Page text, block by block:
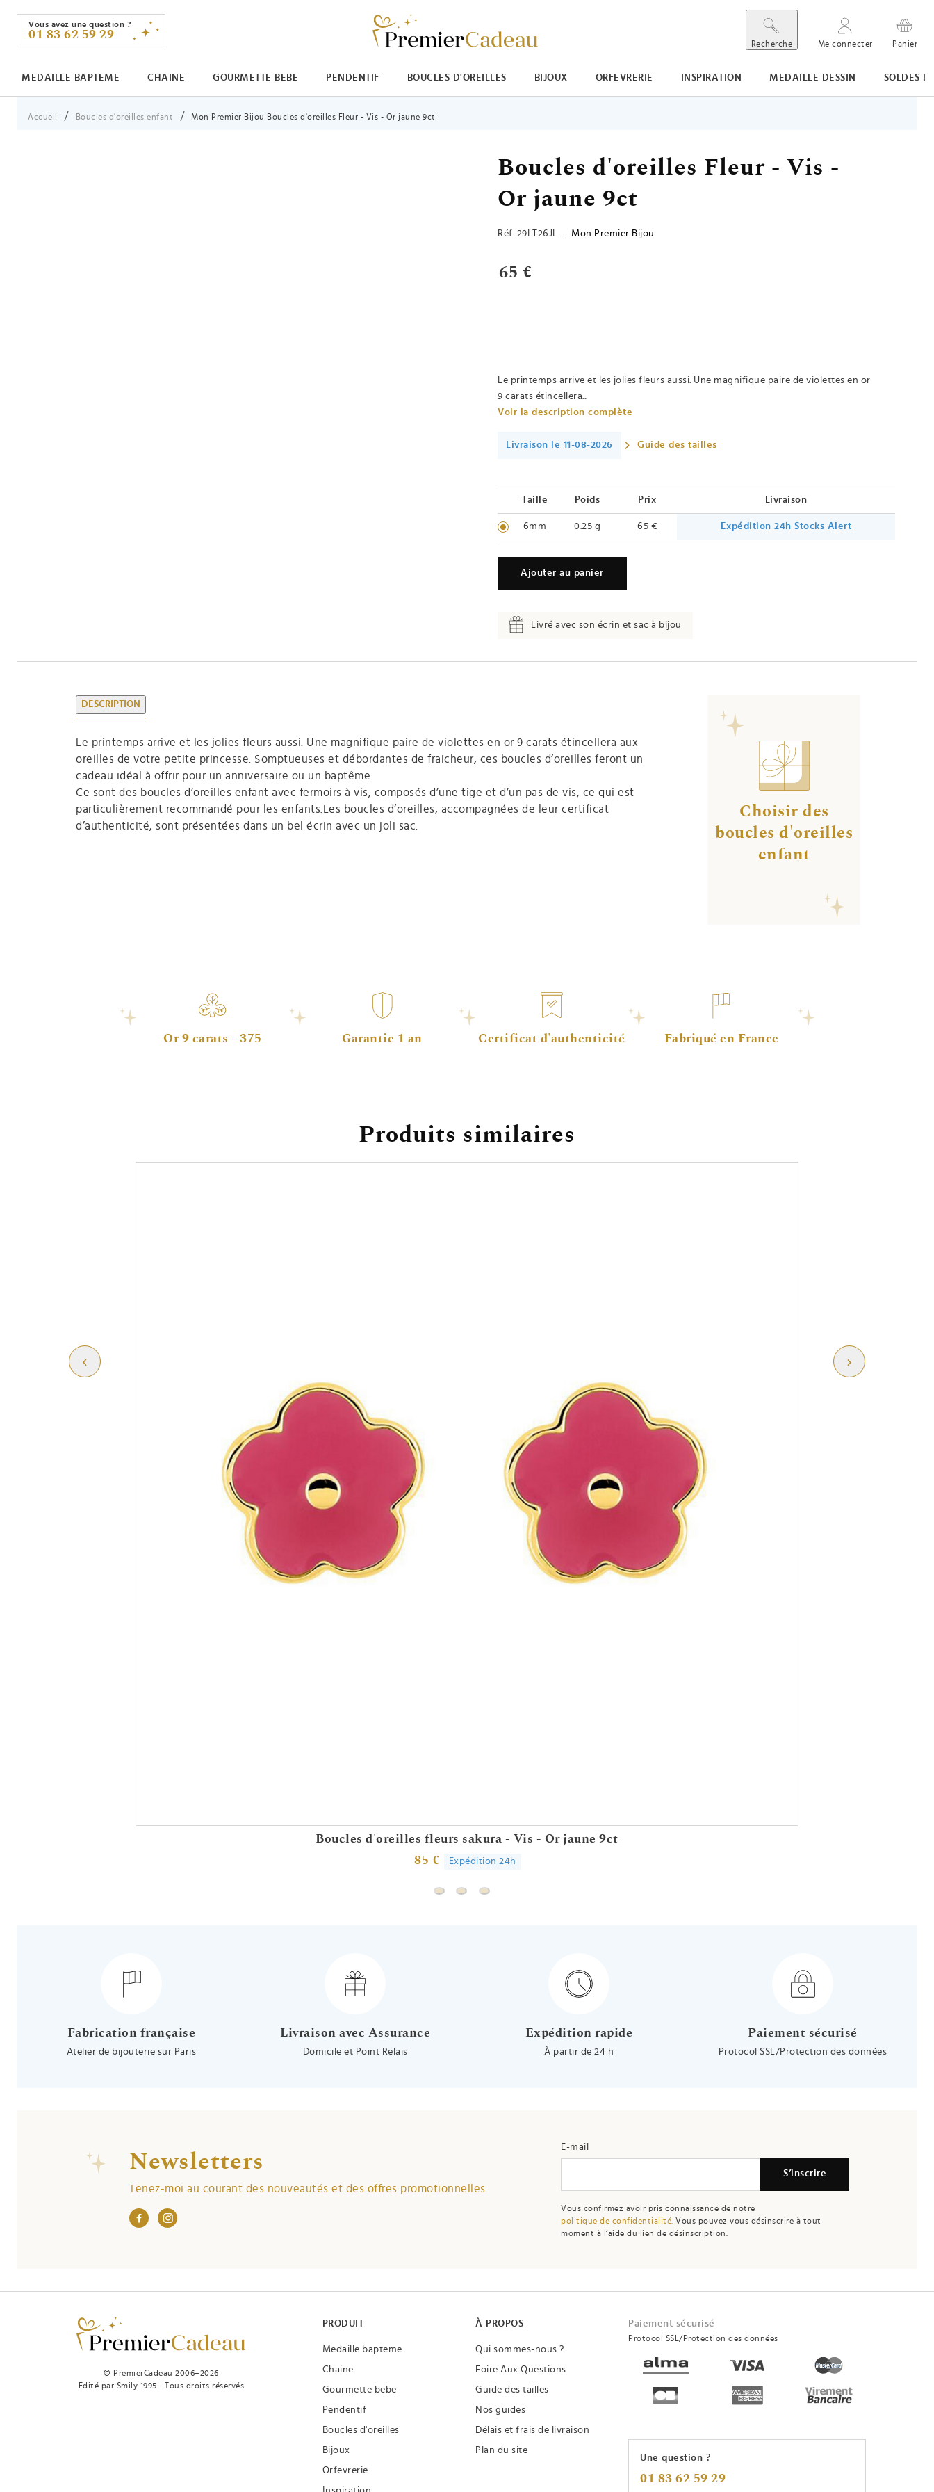
Vous avez une question ?
01 83 62 59 29
Recherche Me connecter Panier
MEDAILLE BAPTEME CHAINE GOURMETTE BEBE PENDENTIF BOUCLES D'OREILLES BIJOUX ORFEVRERIE INSPIRATION MEDAILLE DESSIN SOLDES !
Vous êtes ici :
Accueil Boucles d'oreilles enfant Mon Premier Bijou Boucles d'oreilles Fleur - Vis - Or jaune 9ct
Boucles d'oreilles Fleur - Vis -
Or jaune 9ct
Réf. 29LT26JL - Mon Premier Bijou
65 €
Le printemps arrive et les jolies fleurs aussi. Une magnifique paire de violettes en or
9 carats étincellera...
Voir la description complète
Livraison le 11-08-2026 Guide des tailles
Taille Poids Prix Livraison
6mm 0.25 g 65 € Expédition 24hStocks Alert
Ajouter au panier
Livré avec son écrin et sac à bijou
DESCRIPTION
Le printemps arrive et les jolies fleurs aussi. Une magnifique paire de violettes en or 9 carats étincellera aux
oreilles de votre petite princesse. Somptueuses et débordantes de fraicheur, ces boucles d’oreilles feront un
cadeau idéal à offrir pour un anniversaire ou un baptême.
Ce sont des boucles d’oreilles enfant avec fermoirs à vis, composés d’une tige et d’un pas de vis, ce qui est
particulièrement recommandé pour les enfants.Les boucles d’oreilles, accompagnées de leur certificat
d’authenticité, sont présentées dans un bel écrin avec un joli sac.
Choisir des
boucles d'oreilles
enfant
Or 9 carats - 375 Garantie 1 an Certificat d'authenticité Fabriqué en France
Produits similaires
Boucles d'oreilles fleurs sakura - Vis - Or jaune 9ct
85 €
Expédition 24h
Boucles d'oreilles fleurs sakura - Vis - Or jaune 9ct
Boucles d'oreilles fleurs rose - Vis - Or jaune 18ct
Fabrication française
Atelier de bijouterie sur Paris
Livraison avec Assurance
Domicile et Point Relais
Expédition rapide
À partir de 24 h
Paiement sécurisé
Protocol SSL/Protection des données
Newsletters
Tenez-moi au courant des nouveautés et des offres promotionnelles
E-mail
S’inscrire
Vous confirmez avoir pris connaissance de notre
politique de confidentialité. Vous pouvez vous désinscrire à tout
moment à l’aide du lien de désinscription.
© PremierCadeau 2006–2026
Edité par Smily 1995 - Tous droits réservés
PRODUIT
Medaille bapteme
Chaine
Gourmette bebe
Pendentif
Boucles d'oreilles
Bijoux
Orfevrerie
À PROPOS
Qui sommes-nous ?
Foire Aux Questions
Guide des tailles
Nos guides
Délais et frais de livraison
Plan du site
Paiement sécurisé
Protocol SSL/Protection des données
Une question ?
01 83 62 59 29